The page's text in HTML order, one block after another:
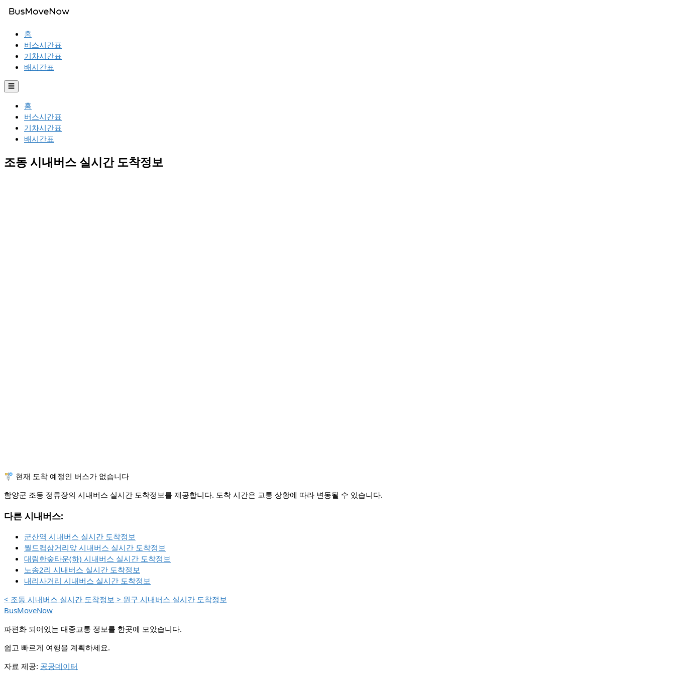
홈
버스시간표
기차시간표
배시간표
☰
홈
버스시간표
기차시간표
배시간표
조동 시내버스 실시간 도착정보
🚏 현재 도착 예정인 버스가 없습니다
함양군 조동 정류장의 시내버스 실시간 도착정보를 제공합니다. 도착 시간은 교통 상황에 따라 변동될 수 있습니다.
다른 시내버스:
군산역 시내버스 실시간 도착정보
월드컵삼거리앞 시내버스 실시간 도착정보
대림한숲타운(하) 시내버스 실시간 도착정보
노송2리 시내버스 실시간 도착정보
내리사거리 시내버스 실시간 도착정보
< 조동 시내버스 실시간 도착정보 > 원구 시내버스 실시간 도착정보
BusMoveNow
파편화 되어있는 대중교통 정보를 한곳에 모았습니다.
쉽고 빠르게 여행을 계획하세요.
자료 제공: 공공데이터